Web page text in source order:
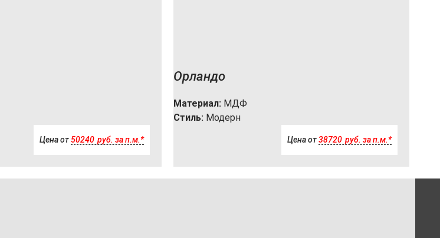
Цена от50240 руб. за п.м.*
Орландо
Материал: МДФ
Стиль: Модерн
Цена от38720 руб. за п.м.*